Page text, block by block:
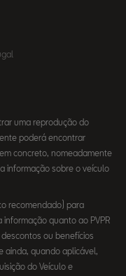
uma reprodução do
poderá encontrar
concreto, nomeadamente
informação sobre o veículo
recomendado) para
quanto ao PVPR
ou benefícios
ainda, quando aplicável,
do Veículo e